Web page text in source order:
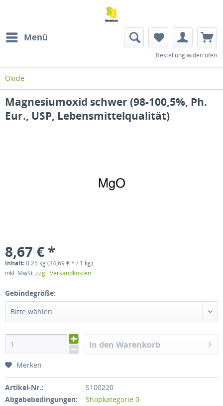
Menü
Bestellung widerrufen
Oxide
Magnesiumoxid schwer (98-100,5%, Ph.
Eur., USP, Lebensmittelqualität)
8,67 € *
Inhalt:0.25 kg (34,69 € * / 1 kg)
inkl. MwSt.zzgl. Versandkosten
Gebindegröße:
Bitte wählen
In den Warenkorb
Merken
Artikel-Nr.:
S100220
Abgabebedingungen:
Shopkategorie 0